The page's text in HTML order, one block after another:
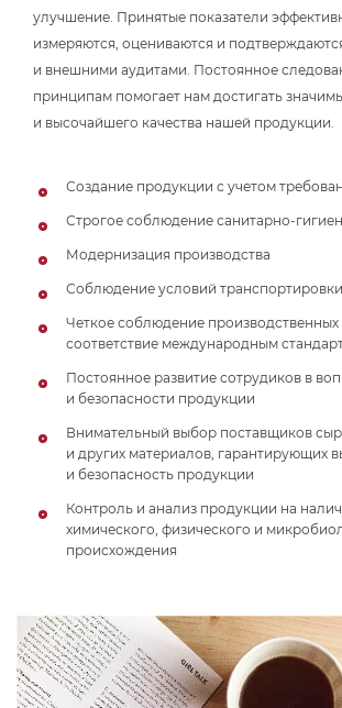
улучшение. Принятые показатели
измеряются, оцениваются и
и внешними аудитами. Постоянное
принципам помогает нам достигать
и высочайшего качества нашей продукции.
Создание продукции с учетом
Строгое соблюдение санитарно-
Модернизация производства
Соблюдение условий
Четкое соблюдение производственных
соответствие международным
Постоянное развитие сотрудиков в
и безопасности продукции
Внимательный выбор поставщиков
и других материалов, гарантирующих
и безопасность продукции
Контроль и анализ продукции на
химического, физического и
происхождения